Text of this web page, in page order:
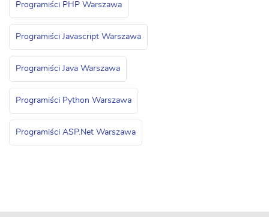
Programiści PHP Warszawa
Programiści Javascript Warszawa
Programiści Java Warszawa
Programiści Python Warszawa
Programiści ASP.Net Warszawa